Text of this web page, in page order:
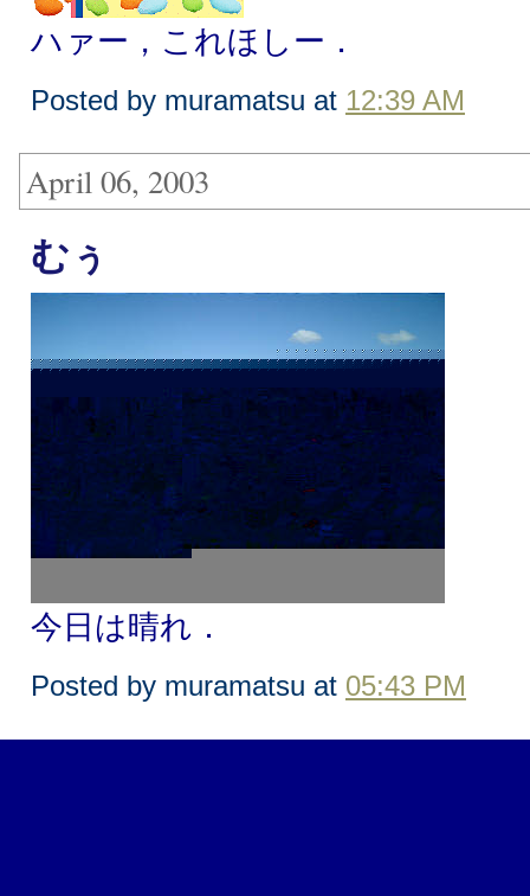
ハァー，これほしー．
Posted by muramatsu at 12:39 AM
April 06, 2003
むぅ
今日は晴れ．
Posted by muramatsu at 05:43 PM